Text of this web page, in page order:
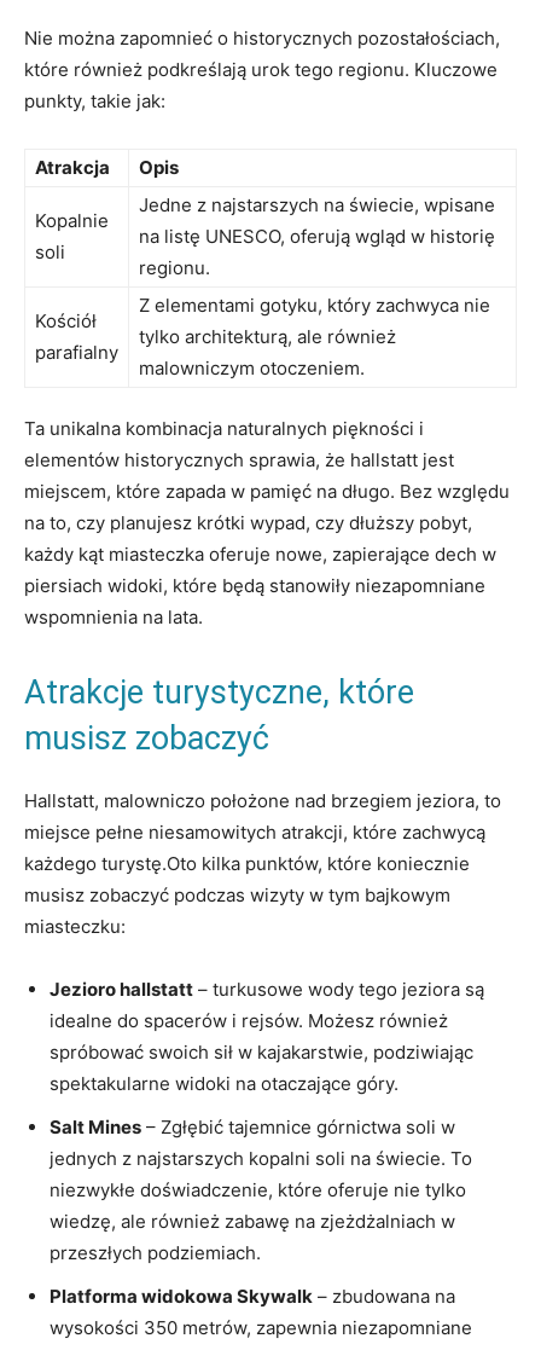
Nie ⁤można zapomnieć o historycznych pozostałościach,
które ⁢również ⁤podkreślają urok‍ tego regionu.‌ Kluczowe
punkty, takie jak:
Atrakcja Opis
Kopalnie
soli
Jedne z najstarszych na świecie, ⁤wpisane
na listę UNESCO, oferują wgląd w historię
⁤regionu.
Kościół
parafialny
Z elementami gotyku, który zachwyca nie
tylko architekturą, ale również
malowniczym otoczeniem.
Ta unikalna kombinacja naturalnych piękności i‍
elementów historycznych‌ sprawia, że hallstatt jest
miejscem, które zapada w pamięć ⁤na długo. Bez względu
na to, czy planujesz‍ krótki wypad, czy dłuższy pobyt,
⁣każdy kąt miasteczka oferuje nowe, zapierające dech w
piersiach widoki, które będą stanowiły niezapomniane
wspomnienia na lata.
Atrakcje turystyczne, które
musisz zobaczyć
Hallstatt, malowniczo położone nad brzegiem ⁤jeziora, to
miejsce pełne ‌niesamowitych atrakcji, które zachwycą
każdego turystę.Oto‍ kilka punktów, które koniecznie
musisz zobaczyć podczas wizyty w tym bajkowym
miasteczku:
Jezioro hallstatt – turkusowe wody tego jeziora są
idealne do spacerów i rejsów. ⁣Możesz również
spróbować swoich sił w kajakarstwie, podziwiając
spektakularne widoki na otaczające góry.
Salt ‌Mines – Zgłębić tajemnice górnictwa soli w
jednych z najstarszych kopalni soli na świecie. To
niezwykłe doświadczenie, które oferuje nie tylko
wiedzę, ale również zabawę na zjeżdżalniach⁢ w
przeszłych podziemiach.
Platforma widokowa Skywalk – zbudowana na
wysokości 350⁤ metrów, zapewnia‌ niezapomniane